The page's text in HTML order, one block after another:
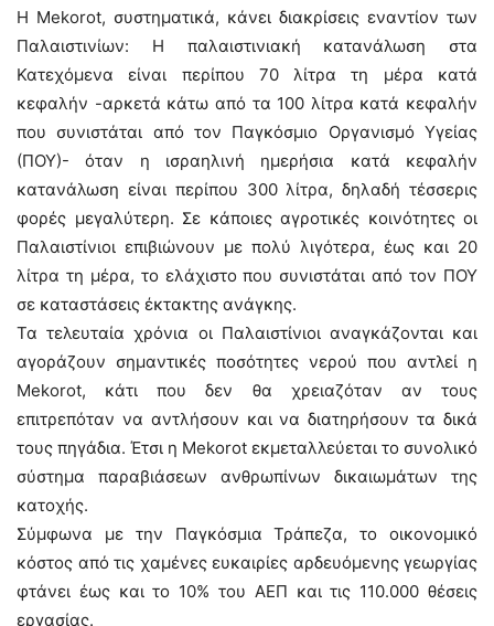
Η Mekorot, συστηματικά, κάνει διακρίσεις εναντίον των
Παλαιστινίων: Η παλαιστινιακή κατανάλωση στα
Κατεχόμενα είναι περίπου 70 λίτρα τη μέρα κατά
κεφαλήν -αρκετά κάτω από τα 100 λίτρα κατά κεφαλήν
που συνιστάται από τον Παγκόσμιο Οργανισμό Υγείας
(ΠΟΥ)- όταν η ισραηλινή ημερήσια κατά κεφαλήν
κατανάλωση είναι περίπου 300 λίτρα, δηλαδή τέσσερις
φορές μεγαλύτερη. Σε κάποιες αγροτικές κοινότητες οι
Παλαιστίνιοι επιβιώνουν με πολύ λιγότερα, έως και 20
λίτρα τη μέρα, το ελάχιστο που συνιστάται από τον ΠΟΥ
σε καταστάσεις έκτακτης ανάγκης.
Τα τελευταία χρόνια οι Παλαιστίνιοι αναγκάζονται και
αγοράζουν σημαντικές ποσότητες νερού που αντλεί η
Mekorot, κάτι που δεν θα χρειαζόταν αν τους
επιτρεπόταν να αντλήσουν και να διατηρήσουν τα δικά
τους πηγάδια. Έτσι η Mekorot εκμεταλλεύεται το συνολικό
σύστημα παραβιάσεων ανθρωπίνων δικαιωμάτων της
κατοχής.
Σύμφωνα με την Παγκόσμια Τράπεζα, το οικονομικό
κόστος από τις χαμένες ευκαιρίες αρδευόμενης γεωργίας
φτάνει έως και το 10% του ΑΕΠ και τις 110.000 θέσεις
εργασίας.